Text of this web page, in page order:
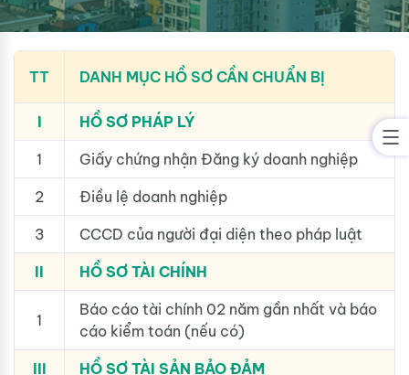
TT DANH MỤC HỒ SƠ CẦN CHUẨN BỊ
I HỒ SƠ PHÁP LÝ
1 Giấy chứng nhận Đăng ký doanh nghiệp
2 Điều lệ doanh nghiệp
3 CCCD của người đại diện theo pháp luật
II HỒ SƠ TÀI CHÍNH
1
Báo cáo tài chính 02 năm gần nhất và báo
cáo kiểm toán (nếu có)
III HỒ SƠ TÀI SẢN BẢO ĐẢM